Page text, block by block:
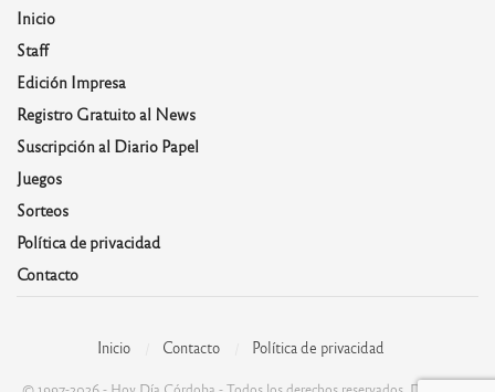
Inicio
Staff
Edición Impresa
Registro Gratuito al News
Suscripción al Diario Papel
Juegos
Sorteos
Política de privacidad
Contacto
Inicio Contacto Política de privacidad